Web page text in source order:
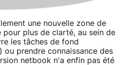
une nouvelle zone de
pour plus de clarté, au sein de
les tâches de fond
ou prendre connaissance des
netbook n'a enfin pas été